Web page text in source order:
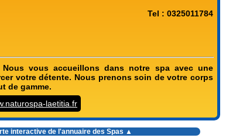
Tel : 0325011784
vous accueillons dans notre spa avec une
votre détente. Nous prenons soin de votre corps
de gamme.
laetitia.fr
interactive de l'annuaire des Spas ▲